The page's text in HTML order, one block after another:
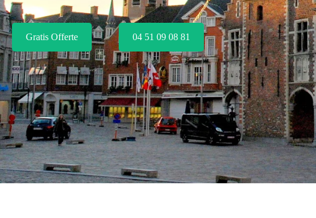
Gratis Offerte 04 51 09 08 81